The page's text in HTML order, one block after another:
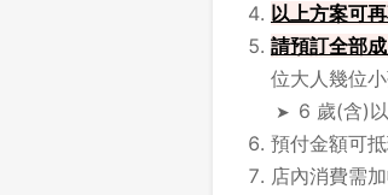
以上方案可
請預訂全部
位大人幾位
6 歲(含)
預付金額可
店內消費需